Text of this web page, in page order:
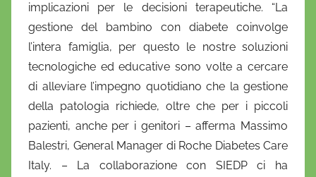
implicazioni per le decisioni terapeutiche. “La
gestione del bambino con diabete coinvolge
l’intera famiglia, per questo le nostre soluzioni
tecnologiche ed educative sono volte a cercare
di alleviare l’impegno quotidiano che la gestione
della patologia richiede, oltre che per i piccoli
pazienti, anche per i genitori – afferma Massimo
Balestri, General Manager di Roche Diabetes Care
Italy. – La collaborazione con SIEDP ci ha